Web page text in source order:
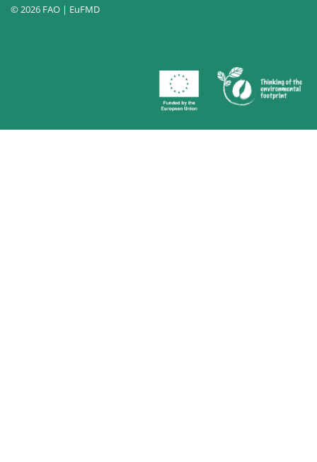
© 2026 FAO | EuFMD